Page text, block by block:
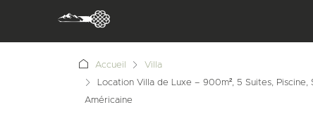
Accueil
Villa
Location Villa de Luxe – 900m², 5 Suites,
Américaine